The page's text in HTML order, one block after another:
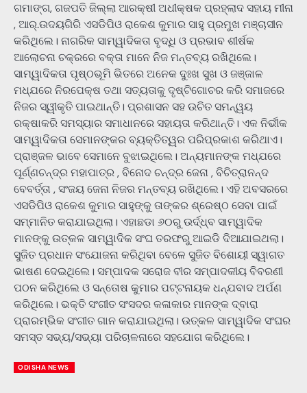
ଗମାଙ୍ଗ, ଗଜପତି ଜିଲ୍ଲା ଆରକ୍ଷୀ ଅଧୀକ୍ଷକ ପ୍ରହ୍ଲାଦ ସହାୟ ମୀନା
, ଆର୍.ଉଦୟଗିରି ଏସଡିପିଓ ରାକେଶ କୁମାର ସାହୁ ପ୍ରମୁଖ ମଞ୍ଚାସୀନ
କରିଥିଲେ। ନାଗରିକ ସାମ୍ୱାଦିକତା ବୃଦ୍ଧି ଓ ପ୍ରଭାବ ଶୀର୍ଷକ
ଆଲୋଚନା ଚକ୍ରରେ ବକ୍ତା ମାନେ ନିଜ ମନ୍ତବ୍ୟ ରଖିଥିଲେ।
ସାମ୍ୱାଦିକତା ପୃଷ୍ଠଭୂମି ଭିତରେ ଅନେକ ଦୁଃଖ ସୁଖ ଓ ଜଞ୍ଜାଳ
ମଧ୍ଯରେ ନିରପେକ୍ଷ ତଥା ସତ୍ୟତାକୁ ଦୃଷ୍ଟିଗୋଚର କରି ସମାଜରେ
ନିଜର ସ୍ୱୀକୃତି ପାଇଥାନ୍ତି। ପ୍ରଶାସନ ସହ ଉଚିତ ସମନ୍ୱୟ
ରକ୍ଷାକରି ସମସ୍ୟାର ସମାଧାନରେ ସହାୟତା କରିଥାନ୍ତି। ଏକ ନିର୍ଭୀକ
ସାମ୍ୱାଦିକତା ସେମାନଙ୍କର ବ୍ୟକ୍ତିତ୍ୱର ପରିପ୍ରକାଶ କରିଥାଏ।
ପ୍ରାଞ୍ଜଳ ଭାବେ ସେମାନେ ବୁଝାଇଥିଲେ। ଅନ୍ୟମାନଙ୍କ ମଧ୍ଯରେ
ପୂର୍ଣ୍ଣଚନ୍ଦ୍ର ମହାପାତ୍ର , ବିନୋଦ ଚନ୍ଦ୍ର ଜେନା , ବିଚିତ୍ରାନନ୍ଦ
ବେବର୍ତ୍ତା , ସଂଜୟ ଜେନା ନିଜର ମନ୍ତବ୍ୟ ରଖିଥିଲେ। ଏହି ଅବସରରେ
ଏସଡିପିଓ ରାକେଶ କୁମାର ସାହୁଙ୍କୁ ତାଙ୍କର ଶ୍ରେଷ୍ଠ ସେବା ପାଇଁ
ସମ୍ମାନିତ କରାଯାଇଥିଲା। ଏହାଛଡା ୬୦ରୁ ଉର୍ଦ୍ଧ୍ବ ସାମ୍ୱାଦିକ
ମାନଙ୍କୁ ଉତ୍କଳ ସାମ୍ୱାଦିକ ସଂଘ ତରଫରୁ ଆଇଡି ଦିଆଯାଇଥଲା।
ସୁଜିତ ପ୍ରଧାନ ସଂଯୋଜନା କରିଥିବା ବେଳେ ସୁଜିତ ବିଶୋୟୀ ସ୍ୱାଗତ
ଭାଷଣ ଦେଇଥିଲେ। ସମ୍ପାଦକ ସରୋଜ ବୀର ସମ୍ପାଦକୀୟ ବିବରଣୀ
ପଠନ କରିଥିଲେ ଓ ସନ୍ତୋଷ କୁମାର ପଟ୍ଟନାୟକ ଧନ୍ଯବାଦ ଅର୍ପଣ
କରିଥିଲେ। ଭକ୍ତି ସଂଗୀତ ସଂସଦର କଳାକାର ମାନଙ୍କ ଦ୍ବାରା
ପ୍ରାରମ୍ଭିକ ସଂଗୀତ ଗାନ କରାଯାଇଥିଲା। ଉତ୍କଳ ସାମ୍ୱାଦିକ ସଂଘର
ସମସ୍ତ ସଭ୍ୟ/ସଭ୍ୟା ପରିଚାଳନାରେ ସହଯୋଗ କରିଥିଲେ।
ODISHA NEWS